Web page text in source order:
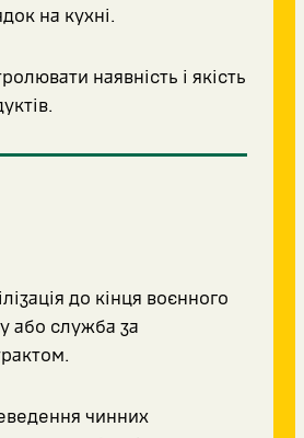
на кухні.
наявність і якість
до кінця воєнного
або служба за
чинних